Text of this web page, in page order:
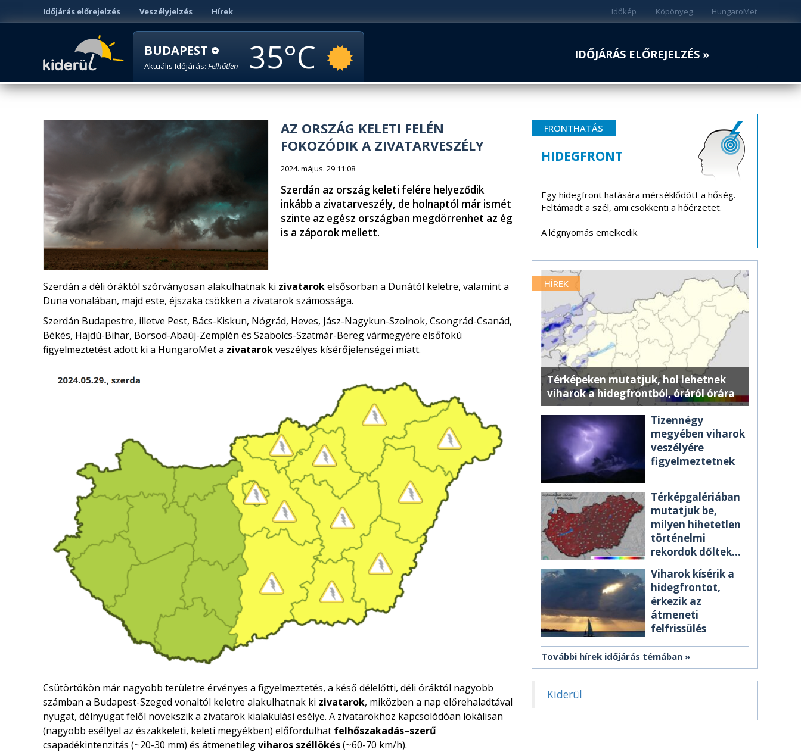
Időjárás előrejelzés Veszélyjelzés Hírek HungaroMet
Köpönyeg
Időkép
BUDAPEST
Aktuális Időjárás: Felhőtlen 35 IDŐJÁRÁS ELŐREJELZÉS »
AZ ORSZÁG KELETI FELÉN
FOKOZÓDIK A ZIVATARVESZÉLY
2024. május. 29 11:08
Szerdán az ország keleti felére helyeződik
inkább a zivatarveszély, de holnaptól már ismét
szinte az egész országban megdörrenhet az ég
is a záporok mellett.
Szerdán a déli óráktól szórványosan alakulhatnak ki zivatarokelsősorban a Dunától keletre, valamint a
Duna vonalában, majd este, éjszaka csökken a zivatarok számossága.
Szerdán Budapestre, illetve Pest, Bács-Kiskun, Nógrád, Heves, Jász-Nagykun-Szolnok, Csongrád-Csanád,
Békés, Hajdú-Bihar, Borsod-Abaúj-Zemplén és Szabolcs-Szatmár-Bereg vármegyére elsőfokú
figyelmeztetést adott ki a HungaroMet a zivatarokveszélyes kísérőjelenségei miatt.
Csütörtökön már nagyobb területre érvényes a figyelmeztetés, a késő délelőtti, déli óráktól nagyobb
számban a Budapest-Szeged vonaltól keletre alakulhatnak ki zivatarok, miközben a nap előrehaladtával
nyugat, délnyugat felől növekszik a zivatarok kialakulási esélye. A zivatarokhoz kapcsolódóan lokálisan
(nagyobb eséllyel az északkeleti, keleti megyékben) előfordulhat felhőszakadás–szerű
csapadékintenzitás (~20-30 mm) és átmenetilegviharos széllökés(~60-70 km/h).
FRONTHATÁS
HIDEGFRONT
Egy hidegfront hatására mérséklődött a hőség.
Feltámadt a szél, ami csökkenti a hőérzetet.
A légnyomás emelkedik.
HÍREK
Térképeken mutatjuk, hol lehetnek
viharok a hidegfrontból, óráról órára
Tizennégy
megyében viharok
veszélyére
figyelmeztetnek
Térképgalériában
mutatjuk be,
milyen hihetetlen
történelmi
rekordok dőltek
Viharok kísérik a
hidegfrontot,
érkezik az
átmeneti
felfrissülés
További hírek időjárás témában
Kiderül